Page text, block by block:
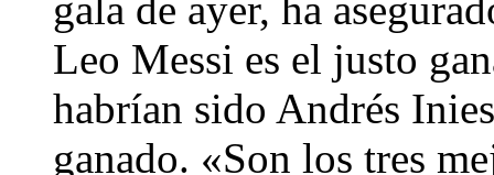
Leo Messi es el justo
habrían sido Andrés
ganado. «Son los tres